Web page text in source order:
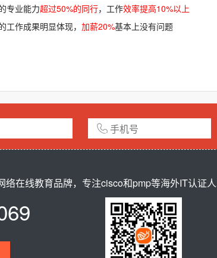
专业能力超过50%的同行，工作效率提高10%以上
作成果明显体现， 加薪20%基本上没有问题
在线教育品牌，专注cisco和pmp等海外IT认证人